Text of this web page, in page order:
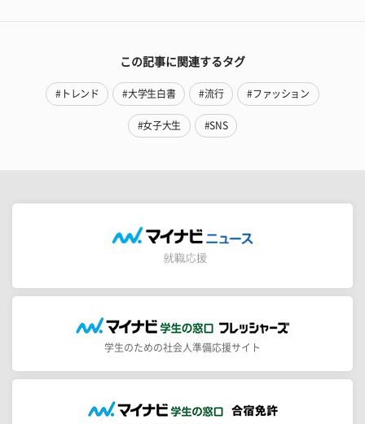
この記事に関連するタグ
#トレンド #大学生白書 #流行 #ファッション
#女子大生 #SNS
学生のための社会人準備応援サイト